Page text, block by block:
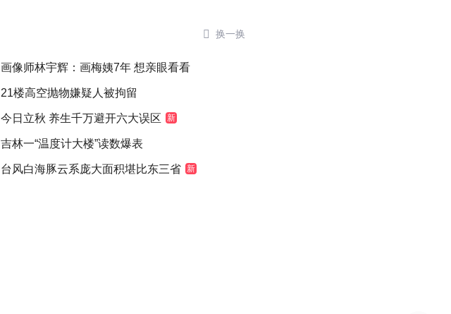
 换一换
画像师林宇辉：画梅姨7年 想亲眼看看
21楼高空抛物嫌疑人被拘留
今日立秋 养生千万避开六大误区 新
吉林一“温度计大楼”读数爆表
台风白海豚云系庞大面积堪比东三省 新